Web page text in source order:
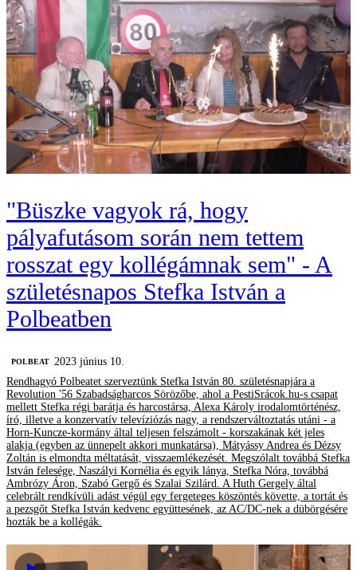
"Büszke vagyok rá, hogy
pályafutásom során nem tettem
rosszat egy kollégámnak sem" - A
születésnapos Stefka István a
Polbeatben
‎POLBEAT 2023 június 10.
Rendhagyó Polbeatet szerveztünk Stefka István 80. születésnapjára a
Revolution '56 Szabadságharcos Sörözőbe, ahol a PestiSrácok.hu-s csapat
mellett Stefka régi barátja és harcostársa, Alexa Károly irodalomtörténész,
író, illetve a konzervatív televíziózás nagy, a rendszerváltoztatás utáni - a
Horn-Kuncze-kormány által teljesen felszámolt - korszakának két jeles
alakja (egyben az ünnepelt akkori munkatársa), Mátyássy Andrea és Dézsy
Zoltán is elmondta méltatását, visszaemlékezését. Megszólalt továbbá Stefka
István felesége, Naszályi Kornélia és egyik lánya, Stefka Nóra, továbbá
Ambrózy Áron, Szabó Gergő és Szalai Szilárd. A Huth Gergely által
celebrált rendkívüli adást végül egy fergeteges köszöntés követte, a tortát és
a pezsgőt Stefka István kedvenc együttesének, az AC/DC-nek a dübörgésére
hozták be a kollégák.